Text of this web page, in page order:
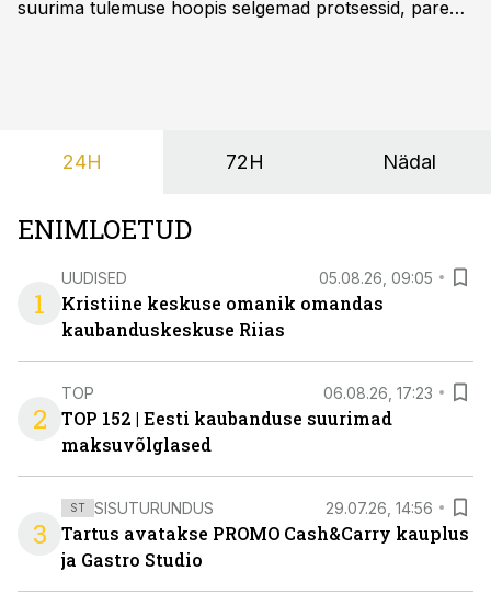
suurima tulemuse hoopis selgemad protsessid, parem
24H 72H Nädal
ENIMLOETUD
1
UUDISED 05.08.26, 09:05
Kristiine keskuse omanik omandas
kaubanduskeskuse Riias
2
TOP 06.08.26, 17:23
TOP 152 | Eesti kaubanduse suurimad
maksuvõlglased
3
ST SISUTURUNDUS 29.07.26, 14:56
Tartus avatakse PROMO Cash&Carry kauplus
ja Gastro Studio